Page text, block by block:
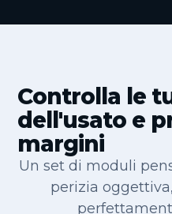
Controlla le
dell'usato e
margini
Un set di moduli
perizia